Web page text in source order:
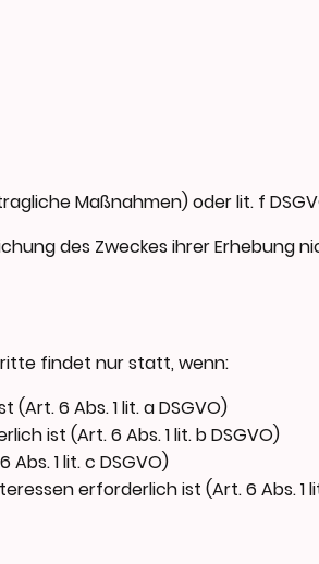
Maßnahmen) oder lit. f
des Zweckes ihrer Erhebung
findet nur statt, wenn:
6 Abs. 1 lit. a DSGVO)
ist (Art. 6 Abs. 1 lit. b DSGVO)
1 lit. c DSGVO)
erforderlich ist (Art. 6 Abs. 1